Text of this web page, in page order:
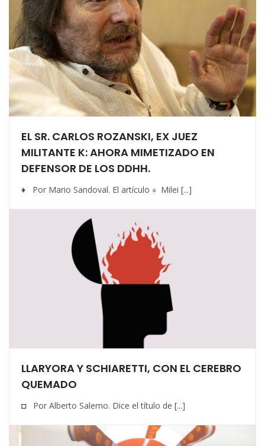
EL SR. CARLOS ROZANSKI, EX JUEZ
MILITANTE K: AHORA MIMETIZADO EN
DEFENSOR DE LOS DDHH.
♦ Por Mario Sandoval. El artículo « Milei [...]
LLARYORA Y SCHIARETTI, CON EL CEREBRO
QUEMADO
◘ Por Alberto Salerno. Dice el título de [...]